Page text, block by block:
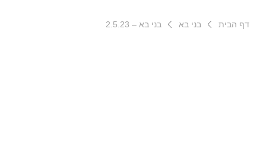
דף הבית בני בא בני בא – 2.5.23